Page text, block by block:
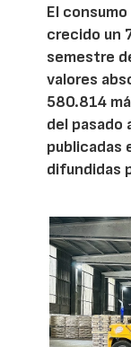
El
crecido un
semestre
valores
580.814
del pasado
publicadas
difundidas